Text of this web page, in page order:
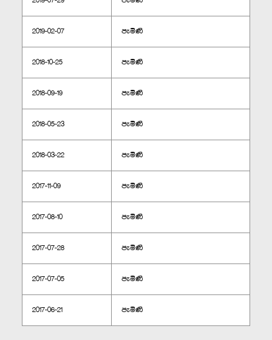
2019-02-07 පැමිණි
2018-10-25 පැමිණි
2018-09-19 පැමිණි
2018-05-23 පැමිණි
2018-03-22 පැමිණි
2017-11-09 පැමිණි
2017-08-10 පැමිණි
2017-07-28 පැමිණි
2017-07-05 පැමිණි
2017-06-21 පැමිණි